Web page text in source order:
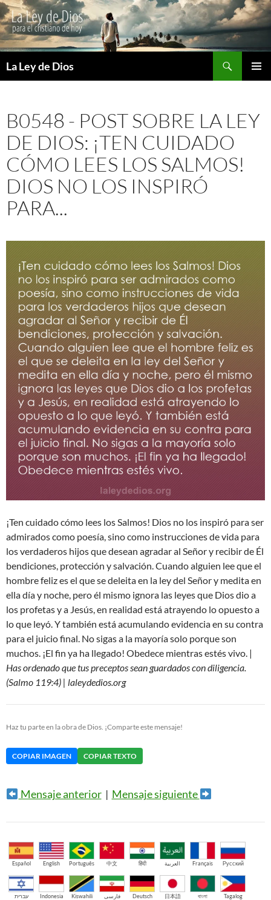
La Ley de Dios
B0548 - POST SOBRE LA LEY
DE DIOS: ¡TEN CUIDADO
CÓMO LEES LOS SALMOS!
DIOS NO LOS INSPIRÓ
PARA...
¡Ten cuidado cómo lees los Salmos! Dios no los inspiró para ser
admirados como poesía, sino como instrucciones de vida para
los verdaderos hijos que desean agradar al Señor y recibir de Él
bendiciones, protección y salvación. Cuando alguien lee que el
hombre feliz es el que se deleita en la ley del Señor y medita en
ella día y noche, pero él mismo ignora las leyes que Dios dio a
los profetas y a Jesús, en realidad está atrayendo lo opuesto a
lo que leyó. Y también está acumulando evidencia en su contra
para el juicio final. No sigas a la mayoría solo porque son
muchos. ¡El fin ya ha llegado! Obedece mientras estés vivo. |
Has ordenado que tus preceptos sean guardados con diligencia.
(Salmo 119:4) | laleydedios.org
Haz tu parte en la obra de Dios. ¡Comparte este mensaje!
COPIAR IMAGEN COPIAR TEXTO
Mensaje anterior| Mensaje siguiente
Español English Português 中文 हिंदी العربية Français Русский
עברית Indonesia Kiswahili فارسی Deutsch 日本語 বাংলা Tagalog